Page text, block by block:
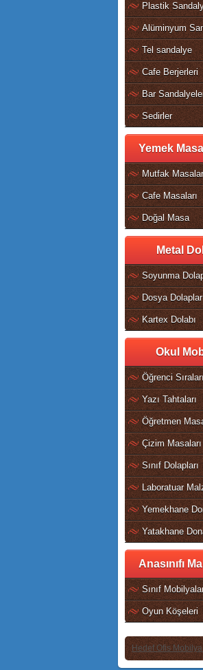
Plastik
Alüminyum
Tel sandalye
Cafe Berjerleri
Bar
Sedirler
Yemek
Mutfak
Cafe Masaları
Doğal Masa
Metal
Soyunma
Dosya
Kartex Dolabı
Okul
Öğrenci Sıraları
Yazı Tahtaları
Öğretmen
Çizim Masaları
Sınıf Dolapları
Laboratuar
Yemekhane
Yatakhane
Anasınıfı
Sınıf
Oyun Köşeleri
Hedef Ofis